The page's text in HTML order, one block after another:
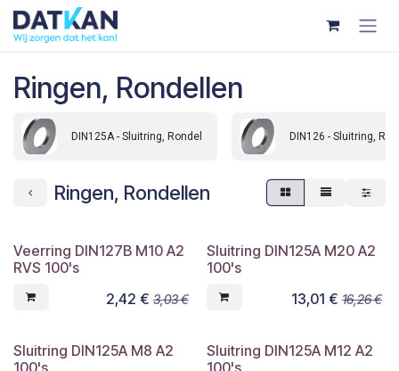
Overslaan naar inhoud
Ringen, Rondellen
DIN125A - Sluitring, Rondel DIN126 - Sluitring,
Ringen, Rondellen
Veerring DIN127B M10 A2
RVS 100's
2,42 € 3,03€
Sluitring DIN125A M20 A2
100's
13,01 € 16,26€
Sluitring DIN125A M8 A2
100's
Sluitring DIN125A M12 A2
100's